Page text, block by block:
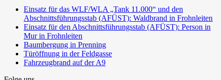
Einsatz für das WLF/WLA „Tank 11.000“ und den
Abschnittsführungsstab (AFÜST): Waldbrand in Frohnleiten
Einsatz für den Abschnittsführungsstab (AFÜST): Person in
Mur in Frohnleiten
Baumbergung in Prenning
Türöffnung in der Feldgasse
Fahrzeugbrand auf der A9